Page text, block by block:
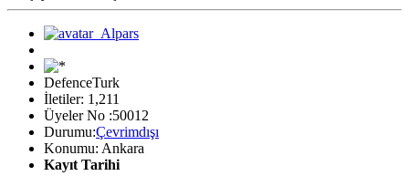
DefenceTurk
İletiler: 1,211
Üyeler No :50012
Durumu:Çevrimdışı
Konumu: Ankara
Kayıt Tarihi